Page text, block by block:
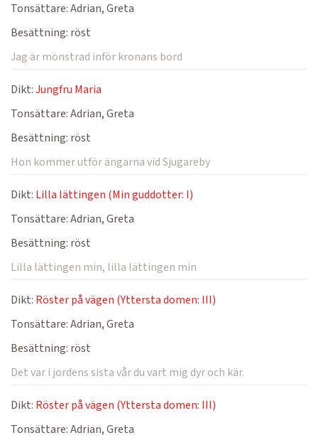
Tonsättare:Adrian, Greta
Besättning: röst
Jag är mönstrad inför kronans bord
Dikt:Jungfru Maria
Tonsättare:Adrian, Greta
Besättning: röst
Hon kommer utför ängarna vid Sjugareby
Dikt: Lilla lättingen (Min guddotter: I)
Tonsättare:Adrian, Greta
Besättning: röst
Lilla lättingen min, lilla lättingen min
Dikt: Röster på vägen (Yttersta domen: III)
Tonsättare:Adrian, Greta
Besättning: röst
Det var i jordens sista vår du vart mig dyr och kär.
Dikt: Röster på vägen (Yttersta domen: III)
Tonsättare:Adrian, Greta